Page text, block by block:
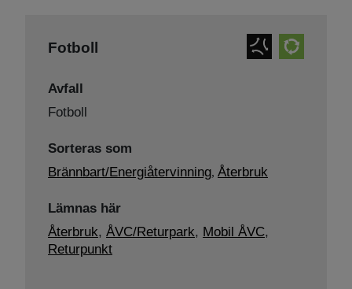
Fotboll
Avfall
Fotboll
Sorteras som
Brännbart/Energiåtervinning, Återbruk
Lämnas här
Återbruk, ÅVC/Returpark, Mobil ÅVC,
Returpunkt